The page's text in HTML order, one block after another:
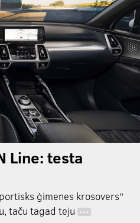
Line: testa
ģimenes krosovers”
taču tagad teju …